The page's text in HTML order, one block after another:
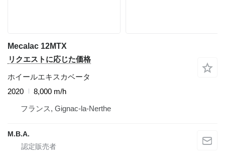
Mecalac 12MTX
リクエストに応じた価格
ホイールエキスカベータ
2020
8,000 m/h
フランス, Gignac-la-Nerthe
M.B.A.